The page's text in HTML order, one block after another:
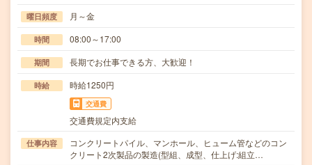
曜日頻度 月～金
時間 08:00～17:00
期間 長期でお仕事できる方、大歓迎！
時給 時給1250円
交通費
交通費規定内支給
仕事内容
コンクリートパイル、マンホール、ヒューム管などのコン
クリート2次製品の製造(型組、成型、仕上げ:組立…